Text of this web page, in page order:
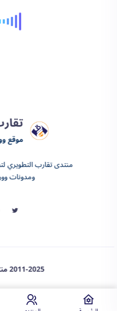
موقع
منتدى تقارب التطويري
ومدونات
2011-2025 منتدى تقارب